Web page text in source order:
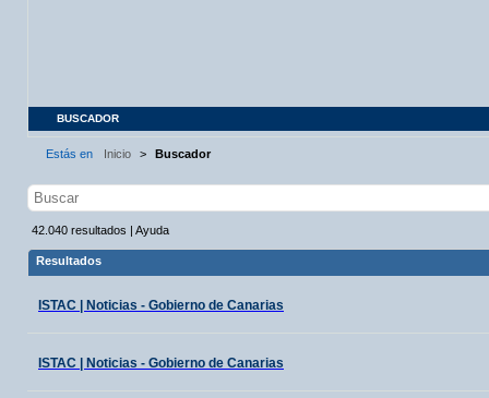
BUSCADOR
Estás en Inicio > Buscador
42.040 resultados | Ayuda
Resultados
ISTAC | Noticias - Gobierno de Canarias
ISTAC | Noticias - Gobierno de Canarias